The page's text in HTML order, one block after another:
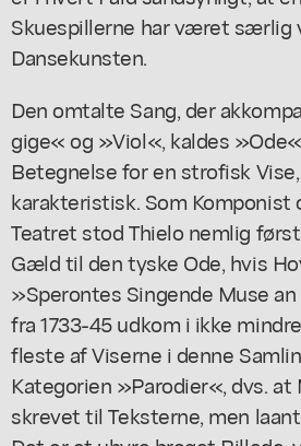
Skuespillerne har været særlig
Dansekunsten.
Den omtalte Sang, der
gige« og »Viol«, kaldes
Betegnelse for en strofisk
karakteristisk. Som Komponist
Teatret stod Thielo nemlig
Gæld til den tyske Ode, hvis
»Sperontes Singende Muse
fra 1733-45 udkom i ikke
fleste af Viserne i denne
Kategorien »Parodier«, dvs. at
skrevet til Teksterne, men